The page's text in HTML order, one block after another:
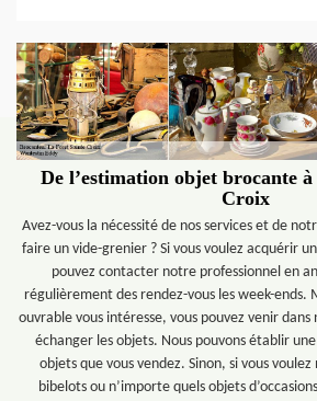
De l’estimation objet brocante
Croix
Avez-vous la nécessité de nos services et de
faire un vide-grenier ? Si vous voulez acquérir
pouvez contacter notre professionnel en
régulièrement des rendez-vous les week-ends.
ouvrable vous intéresse, vous pouvez venir dans
échanger les objets. Nous pouvons établir
objets que vous vendez. Sinon, si vous
bibelots ou n’importe quels objets